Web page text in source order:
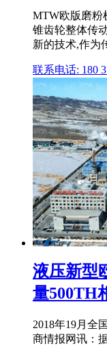
MTW欧版磨粉
锥齿轮整体传
新的技术,作为
联系电话: 180
液压新型
量500TH
2018年19月全
商情报网讯：